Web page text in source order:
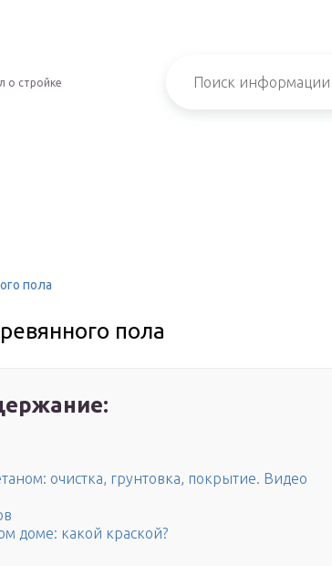
о стройке
пола
пола
очистка, грунтовка, покрытие. Видео
доме: какой краской?